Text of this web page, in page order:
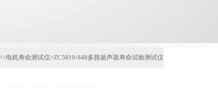
电机寿命测试仪>ZC5810-S48多路扬声器寿命试验测试仪